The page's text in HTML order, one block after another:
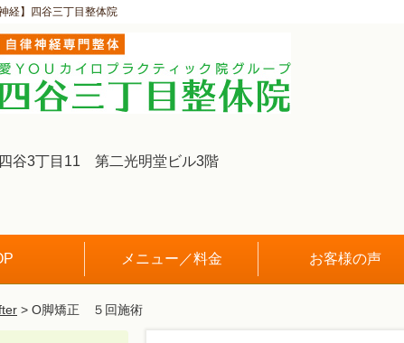
経】四谷三丁目整体院
谷3丁目11 第二光明堂ビル3階
メニュー／料金 お客様の声
> O脚矯正 ５回施術